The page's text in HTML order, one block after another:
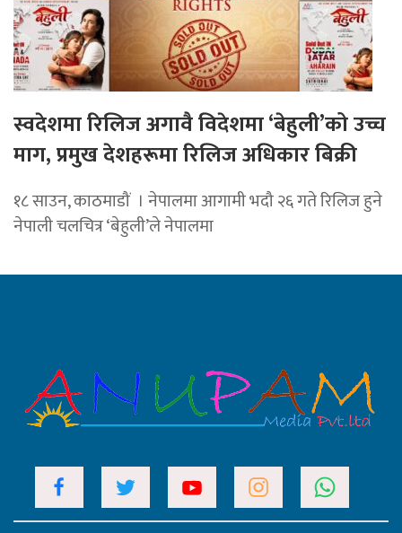
स्वदेशमा रिलिज अगावै विदेशमा ‘बेहुली’को उच्च
माग, प्रमुख देशहरूमा रिलिज अधिकार बिक्री
१८ साउन, काठमाडौं । नेपालमा आगामी भदौ २६ गते रिलिज हुने
नेपाली चलचित्र ‘बेहुली’ले नेपालमा